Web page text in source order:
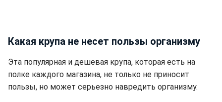
Какая крупа не несет пользы организму
Эта популярная и дешевая крупа, которая есть на
полке каждого магазина, не только не приносит
пользы, но может серьезно навредить организму.